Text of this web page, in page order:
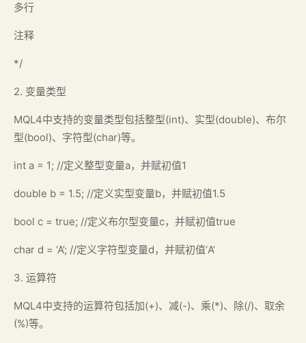
多行
注释
*/
2. 变量类型
MQL4中支持的变量类型包括整型(int)、实型(double)、布尔
型(bool)、字符型(char)等。
int a = 1; //定义整型变量a，并赋初值1
double b = 1.5; //定义实型变量b，并赋初值1.5
bool c = true; //定义布尔型变量c，并赋初值true
char d = ‘A’; //定义字符型变量d，并赋初值’A’
3. 运算符
MQL4中支持的运算符包括加(+)、减(-)、乘(*)、除(/)、取余
(%)等。